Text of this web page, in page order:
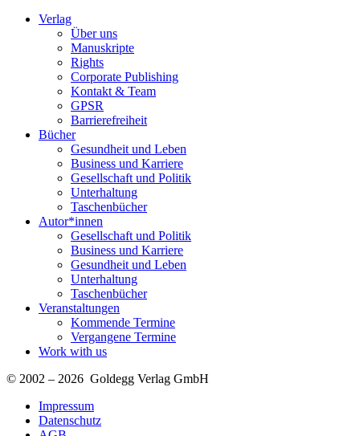
Verlag
Über uns
Manuskripte
Rights
Corporate Publishing
Kontakt & Team
GPSR
Barrierefreiheit
Bücher
Gesundheit und Leben
Business und Karriere
Gesellschaft und Politik
Unterhaltung
Taschenbücher
Autor*innen
Gesellschaft und Politik
Business und Karriere
Gesundheit und Leben
Unterhaltung
Taschenbücher
Veranstaltungen
Kommende Termine
Vergangene Termine
Work with us
© 2002 – 2026 Goldegg Verlag GmbH
Impressum
Datenschutz